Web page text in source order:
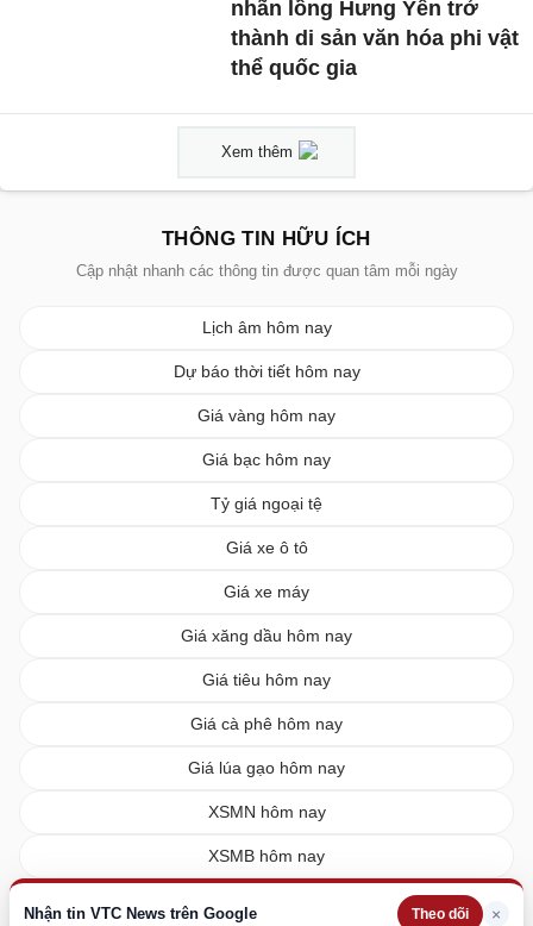
Nhận tin VTC News trên Google Theo dõi ×
nhãn lồng Hưng Yên trở
thành di sản văn hóa phi vật
thể quốc gia
Xem thêm
THÔNG TIN HỮU ÍCH
Cập nhật nhanh các thông tin được quan tâm mỗi ngày
Lịch âm hôm nay
Dự báo thời tiết hôm nay
Giá vàng hôm nay
Giá bạc hôm nay
Tỷ giá ngoại tệ
Giá xe ô tô
Giá xe máy
Giá xăng dầu hôm nay
Giá tiêu hôm nay
Giá cà phê hôm nay
Giá lúa gạo hôm nay
XSMN hôm nay
XSMB hôm nay